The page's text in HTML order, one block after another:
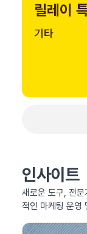
릴레이
기타
인사이트
새로운 도구, 전
적인 마케팅 운영